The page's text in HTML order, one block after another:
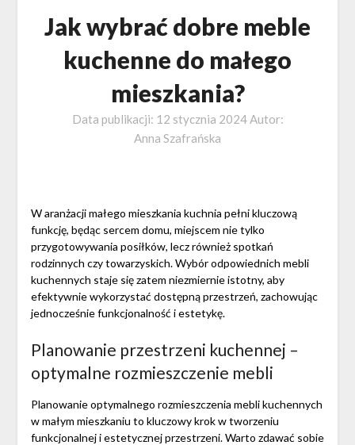
Jak wybrać dobre meble
kuchenne do małego
mieszkania?
Data publikacji: 12 stycznia 2024Autor:
Anna Szafrańska
W aranżacji małego mieszkania kuchnia pełni kluczową
funkcję, będąc sercem domu, miejscem nie tylko
przygotowywania posiłków, lecz również spotkań
rodzinnych czy towarzyskich. Wybór odpowiednich mebli
kuchennych staje się zatem niezmiernie istotny, aby
efektywnie wykorzystać dostępną przestrzeń, zachowując
jednocześnie funkcjonalność i estetykę.
Planowanie przestrzeni kuchennej –
optymalne rozmieszczenie mebli
Planowanie optymalnego rozmieszczenia mebli kuchennych
w małym mieszkaniu to kluczowy krok w tworzeniu
funkcjonalnej i estetycznej przestrzeni. Warto zdawać sobie